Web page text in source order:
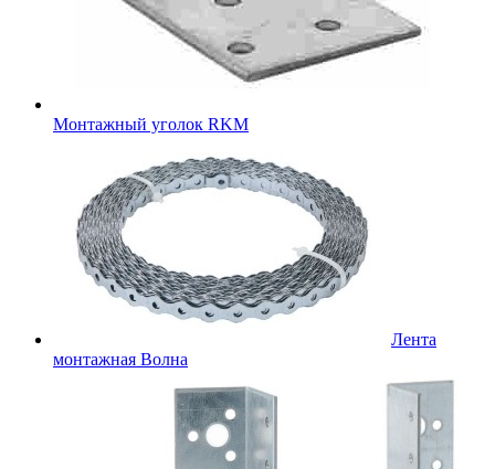
Монтажный уголок RKM
Лента
монтажная Волна